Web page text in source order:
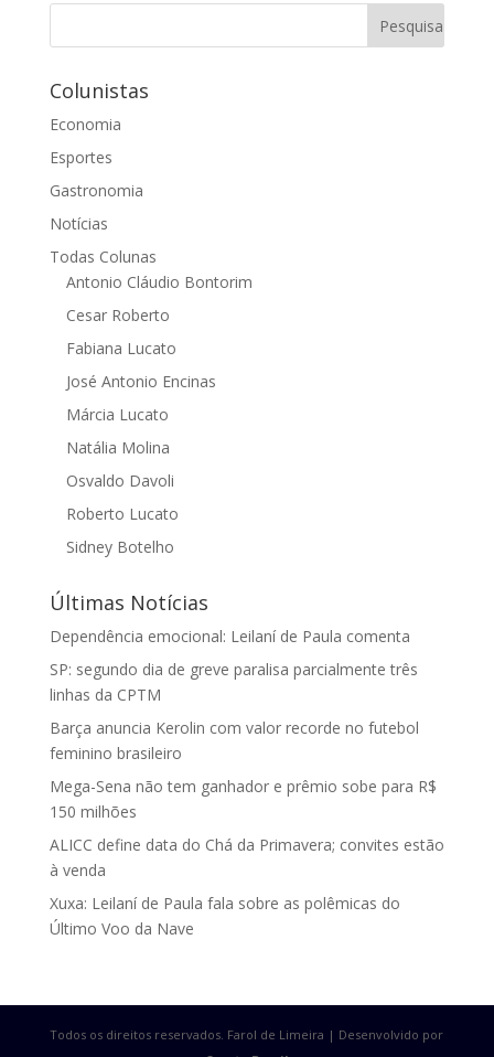
Colunistas
Economia
Esportes
Gastronomia
Notícias
Todas Colunas
Antonio Cláudio Bontorim
Cesar Roberto
Fabiana Lucato
José Antonio Encinas
Márcia Lucato
Natália Molina
Osvaldo Davoli
Roberto Lucato
Sidney Botelho
Últimas Notícias
Dependência emocional: Leilaní de Paula comenta
SP: segundo dia de greve paralisa parcialmente três
linhas da CPTM
Barça anuncia Kerolin com valor recorde no futebol
feminino brasileiro
Mega-Sena não tem ganhador e prêmio sobe para R$
150 milhões
ALICC define data do Chá da Primavera; convites estão
à venda
Xuxa: Leilaní de Paula fala sobre as polêmicas do
Último Voo da Nave
Todos os direitos reservados. Farol de Limeira | Desenvolvido por